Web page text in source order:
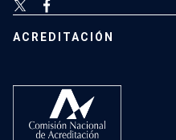
ACREDITACIÓN